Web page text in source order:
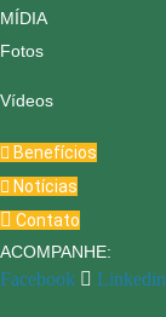
MÍDIA
Fotos
Vídeos
Benefícios
Notícias
Contato
ACOMPANHE:
Facebook Linkedin